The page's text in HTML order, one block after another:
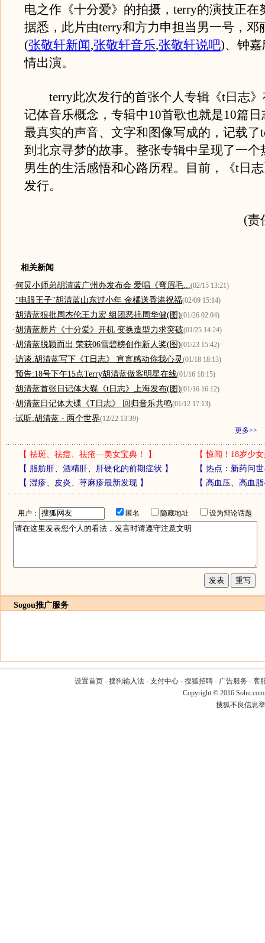
电之作《十分爱》的拍摄，terry的演技正在
据悉，此片由terry和方力申担当男一号，邓
(张敬轩新闻,张敬轩音乐,张敬轩说吧)、钟
情出演。
terry此次发行的首张个人专辑《t日志》
记体音乐概念，专辑中10首歌也就是10篇
最真实的声音、文字和图像写成的，记载了
到北京寻梦的故事。整张专辑中呈现了一个
男生的生活感悟和心路历程。目前，《t日
发行。
(责
相关新闻
·何炅小师弟胡清蓝广州办发布会 爱唱《弯眉毛... (02/15 13:21)
·"电眼王子"胡清蓝山东过小年 金橘送香港祝福(02/09 15:14)
·胡清蓝狠批周杰伦王力宏 组团恶搞周华健(图)(01/26 02:04)
·胡清蓝新片《十分爱》开机 变换造型力求突破(01/25 14:24)
·胡清蓝脱颖而出 荣获06雪碧榜创作新人奖(图)(01/23 15:42)
·访谈:胡清蓝写下《T日志》 宣言感动你我心灵(01/18 18:13)
·预告:18号下午15点Terry胡清蓝做客明星在线(01/16 18:15)
·胡清蓝首张日记体大碟《t日志》上海发布(图)(01/16 16:12)
·胡清蓝日记体大碟《T日志》 回归音乐共鸣(01/12 17:13)
·试听:胡清蓝 - 两个世界(12/22 13:39)
更多>>
【 祛斑、祛痘、祛疮—美女宝典！ 】 【惊闻！18岁少
【 脂肪肝、酒精肝、肝硬化的前期症状 】 【 热点：新药问
【 湿疹、皮炎、荨麻疹最新发现】 【 高血压、高血
用户： 匿名 隐藏地址 设为辩论话题
Sogou推广服务
设置首页- 搜狗输入法- 支付中心- 搜狐招聘- 广告服务 - 客
Copyright © 2016
搜狐不良信息